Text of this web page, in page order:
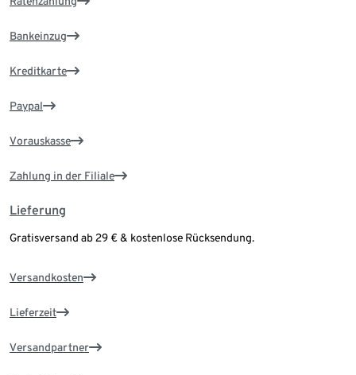
Bankeinzug
Kreditkarte
Paypal
Vorauskasse
Zahlung in der Filiale
Lieferung
Gratisversand ab 29 € & kostenlose Rücksendung.
Versandkosten
Lieferzeit
Versandpartner